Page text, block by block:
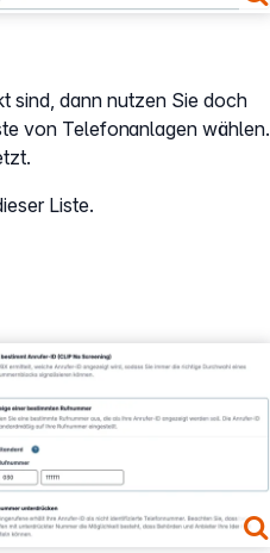
sind, dann nutzen Sie doch
von Telefonanlagen wählen.
Liste.
larger version